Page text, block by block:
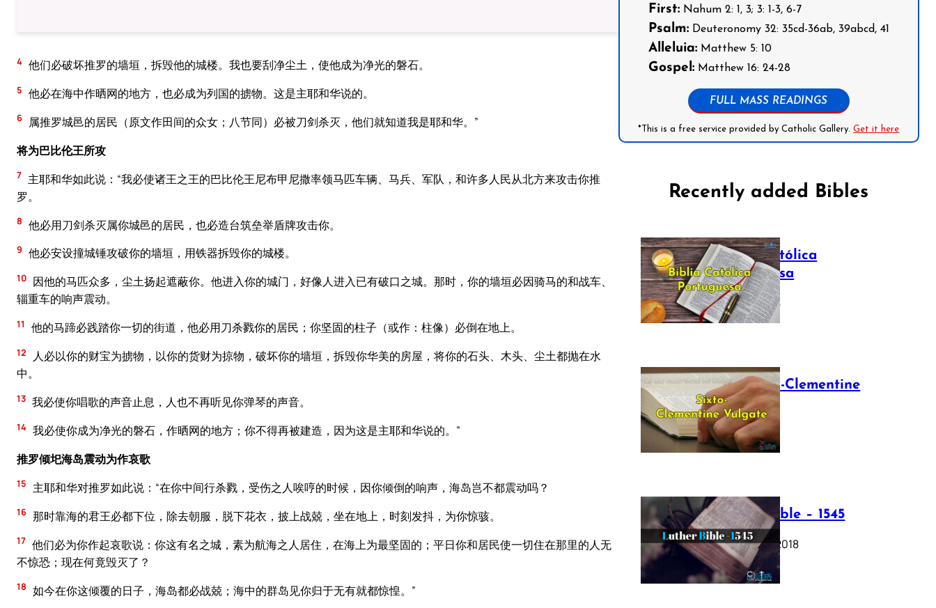
4 他们必破坏推罗的墙垣，拆毁他的城楼。我也要刮净尘土，使他成为净光的磐石。
5 他必在海中作晒网的地方，也必成为列国的掳物。这是主耶和华说的。
6
属推罗城邑的居民（原文作田间的众女；八节同）必被刀剑杀灭，他们就知道我是耶和华。”
将为巴比伦王所攻
7 主耶和华如此说：“我必使诸王之王的巴比伦王尼布甲尼撒率领马匹车辆、马兵、军队，和许多人民从北方来攻击你推
罗。
8 他必用刀剑杀灭属你城邑的居民，也必造台筑垒举盾牌攻击你。
9 他必安设撞城锤攻破你的墙垣，用铁器拆毁你的城楼。
10 因他的马匹众多，尘土扬起遮蔽你。他进入你的城门，好像人进入已有破口之城。那时，你的墙垣必因骑马的和战车、
辎重车的响声震动。
11 他的马蹄必践踏你一切的街道，他必用刀杀戮你的居民；你坚固的柱子（或作：柱像）必倒在地上。
12
人必以你的财宝为掳物，以你的货财为掠物，破坏你的墙垣，拆毁你华美的房屋，将你的石头、木头、尘土都抛在水
中。
13 我必使你唱歌的声音止息，人也不再听见你弹琴的声音。
14 我必使你成为净光的磐石，作晒网的地方；你不得再被建造，因为这是主耶和华说的。”
推罗倾圯海岛震动为作哀歌
15 主耶和华对推罗如此说：“在你中间行杀戮，受伤之人唉哼的时候，因你倾倒的响声，海岛岂不都震动吗？
16 那时靠海的君王必都下位，除去朝服，脱下花衣，披上战兢，坐在地上，时刻发抖，为你惊骇。
17 他们必为你作起哀歌说：你这有名之城，素为航海之人居住，在海上为最坚固的；平日你和居民使一切住在那里的人无
不惊恐；现在何竟毁灭了？
18 如今在你这倾覆的日子，海岛都必战兢；海中的群岛见你归于无有就都惊惶。”
First:Nahum 2: 1, 3; 3: 1-3, 6-7
Psalm:Deuteronomy 32: 35cd-36ab, 39abcd, 41
Alleluia:Matthew 5: 10
Gospel:Matthew 16: 24-28
FULL MASS READINGS
*This is a free service provided by Catholic Gallery.Get it here
Recently added Bibles
Bíblia Católica
Portuguesa
July 16, 2025
The Sixto-Clementine
Vulgate
July 12, 2025
Luther Bible – 1545
October 17, 2018